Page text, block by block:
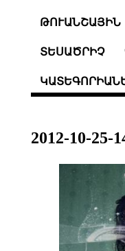
ԹՈՒԱՆՇԱՅԻՆ
ՏԵՍԱԾՐԻՉ
2012-10-25-